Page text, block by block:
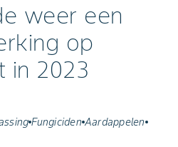
weer een
op
in 2023
Fungiciden Aardappelen